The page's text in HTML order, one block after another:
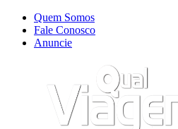
Quem Somos
Fale Conosco
Anuncie